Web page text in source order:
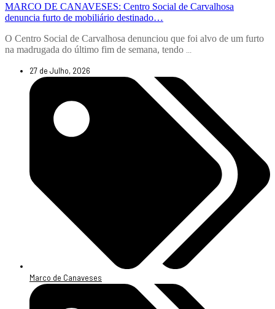
MARCO DE CANAVESES: Centro Social de Carvalhosa
denuncia furto de mobiliário destinado…
O Centro Social de Carvalhosa denunciou que foi alvo de um furto
na madrugada do último fim de semana, tendo
27 de Julho, 2026
Marco de Canaveses